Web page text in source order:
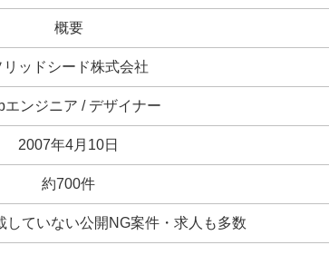
概要
リッドシード株式会社
エンジニア / デザイナー
2007年4月10日
約700件
していない公開NG案件・求人も多数